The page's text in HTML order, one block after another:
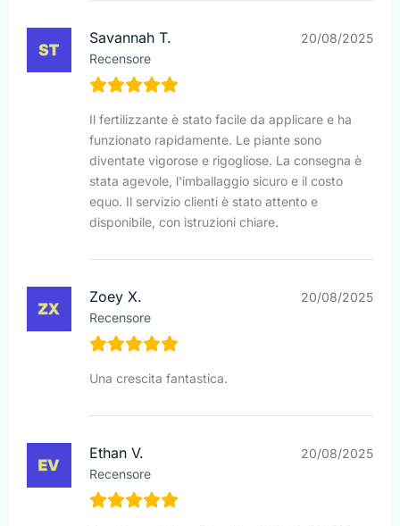
Savannah T.
Recensore
20/08/2025
Il fertilizzante è stato facile da applicare e ha
funzionato rapidamente. Le piante sono
diventate vigorose e rigogliose. La consegna è
stata agevole, l'imballaggio sicuro e il costo
equo. Il servizio clienti è stato attento e
disponibile, con istruzioni chiare.
Zoey X.
Recensore
20/08/2025
Una crescita fantastica.
Ethan V.
Recensore
20/08/2025